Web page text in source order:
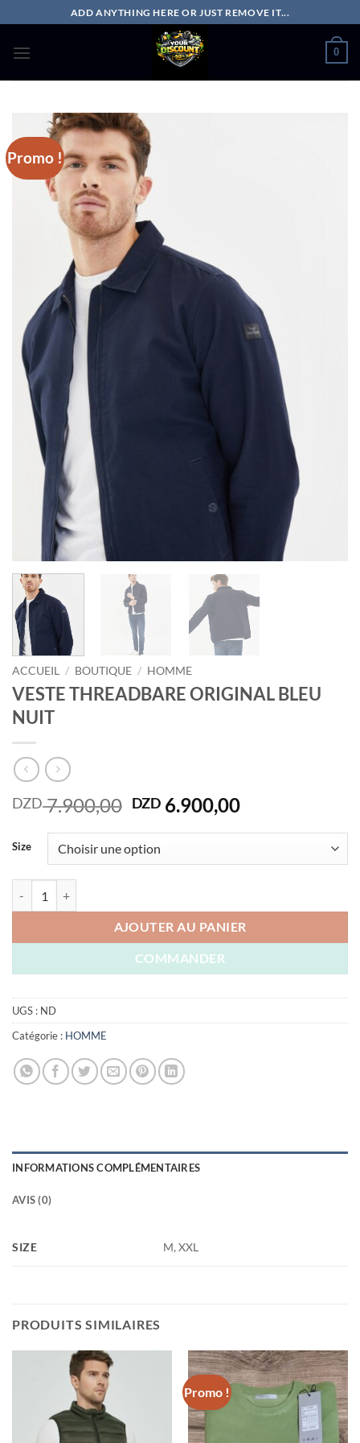
au
contenu
ADD ANYTHING HERE OR JUST REMOVE IT...
0
Promo !
ACCUEIL / BOUTIQUE / HOMME
VESTE THREADBARE ORIGINAL BLEU
NUIT
DZD7.900,00 Le
initial
était :
DZD 6.900,00Le
est :
Size
AJOUTER AU PANIER
COMMANDER
UGS : ND
Catégorie : HOMME
INFORMATIONS COMPLÉMENTAIRES
AVIS (0)
SIZE M, XXL
PRODUITS SIMILAIRES
Promo !